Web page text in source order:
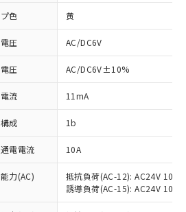
色 黄
圧 AC/DC6V
圧 AC/DC6V±10%
流 11mA
成 1b
電電流 10A
力(AC)
抵抗負荷(AC-12): AC24V 10A/
誘導負荷(AC-15): AC24V
読みいただき、同意のうえ
スは、当社制御機器事業取扱
在庫状況および標準価格
供させていただくもので
機器事業取扱商品の中には、
スの対象外となる商品もある
た製品が提供可能な商品で
指令（10物質）の非含
品に切り替える予定のある
EU RoHS指令（10物質）の
の商品で、対応品を出す予
RoHS指令（10物質）の
況を調査中または確認中の
センス料など無形物で、有
係のない商品です。
により、非含有部品として
材料含有率が中国RoHSの
ることを示します。
質材料含有率が中国RoHSの